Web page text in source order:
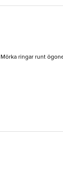
Mörka ringar runt